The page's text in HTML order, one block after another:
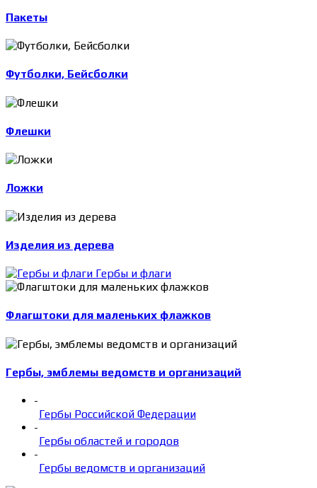
Пакеты
Футболки, Бейсболки
Флешки
Ложки
Изделия из дерева
Гербы и флаги
Флагштоки для маленьких флажков
Гербы, эмблемы ведомств и организаций
-
Гербы Российской Федерации
-
Гербы областей и городов
-
Гербы ведомств и организаций